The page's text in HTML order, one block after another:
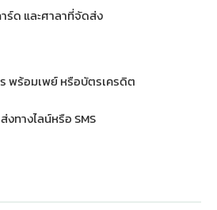
ร์ด และศาลาที่จัดส่ง
ร พร้อมเพย์ หรือบัตรเครดิต
ทางไลน์หรือ SMS